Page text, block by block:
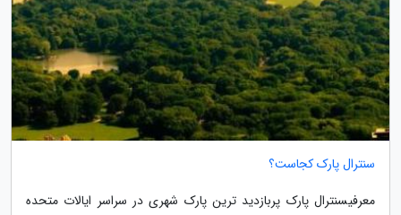
سنترال پارک کجاست؟
معرفیسنترال پارک پربازدید ترین پارک شهری در سراسر ایالات متحده